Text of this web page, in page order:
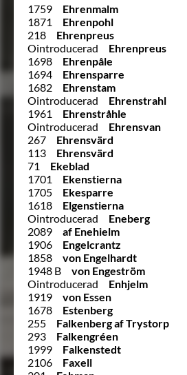
1759
Ehrenmalm
1871
Ehrenpohl
218
Ehrenpreus
Ointroducerad
Ehrenpreus
1698
Ehrenpåle
1694
Ehrensparre
1682
Ehrenstam
Ointroducerad
Ehrenstrahl
1961
Ehrenstråhle
Ointroducerad
Ehrensvan
267
Ehrensvärd
113
Ehrensvärd
71
Ekeblad
1701
Ekenstierna
1705
Ekesparre
1618
Elgenstierna
Ointroducerad
Eneberg
2089
af Enehielm
1906
Engelcrantz
1858
von Engelhardt
1948 B
von Engeström
Ointroducerad
Enhjelm
1919
von Essen
1678
Estenberg
255
Falkenberg af Trystorp
293
Falkengréen
1999
Falkenstedt
2106
Faxell